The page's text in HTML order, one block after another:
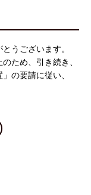
うございます。
ため、引き続き、
の要請に従い、